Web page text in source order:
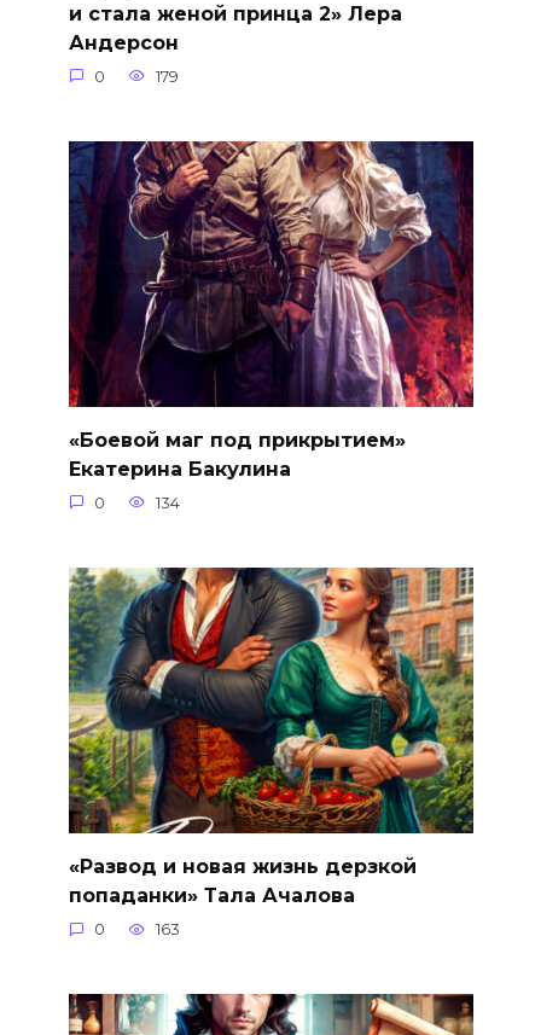
и стала женой принца 2» Лера
Андерсон
0 179
«Боевой маг под прикрытием»
Екатерина Бакулина
0 134
«Развод и новая жизнь дерзкой
попаданки» Тала Ачалова
0 163